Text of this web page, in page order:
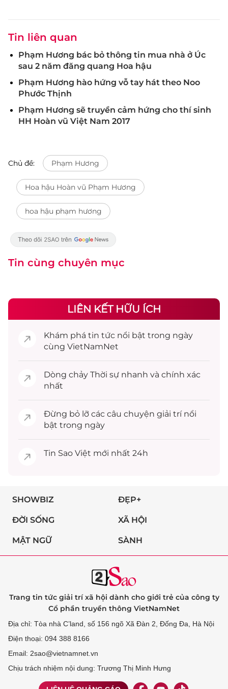
Tin liên quan
Phạm Hương bác bỏ thông tin mua nhà ở Úc
sau 2 năm đăng quang Hoa hậu
Phạm Hương hào hứng vỗ tay hát theo Noo
Phước Thịnh
Phạm Hương sẽ truyền cảm hứng cho thí sinh
HH Hoàn vũ Việt Nam 2017
Chủ đề: Phạm Hương
Hoa hậu Hoàn vũ Phạm Hương
hoa hậu phạm hương
Tin cùng chuyên mục
LIÊN KẾT HỮU ÍCH
Khám phá tin tức nổi bật trong ngày
cùng VietNamNet
Dòng chảy Thời sự nhanh và chính xác
nhất
Đừng bỏ lỡ các câu chuyện giải trínổi
bật trong ngày
Tin Sao Việt mới nhất 24h
SHOWBIZ ĐẸP+
ĐỜI SỐNG XÃ HỘI
MẬT NGỮ SÀNH
Trang tin tức giải trí xã hội dành cho giới trẻ của công ty
Cổ phần truyền thông VietNamNet
Địa chỉ: Tòa nhà C’land, số 156 ngõ Xã Đàn 2, Đống Đa, Hà Nội
Điện thoại: 094 388 8166
Email: 2sao@vietnamnet.vn
Chịu trách nhiệm nội dung: Trương Thị Minh Hưng